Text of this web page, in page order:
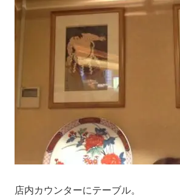
店内カウンターにテーブル。